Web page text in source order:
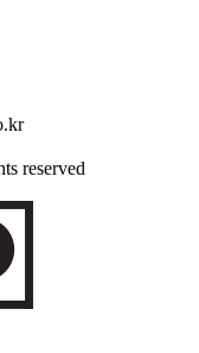
reserved